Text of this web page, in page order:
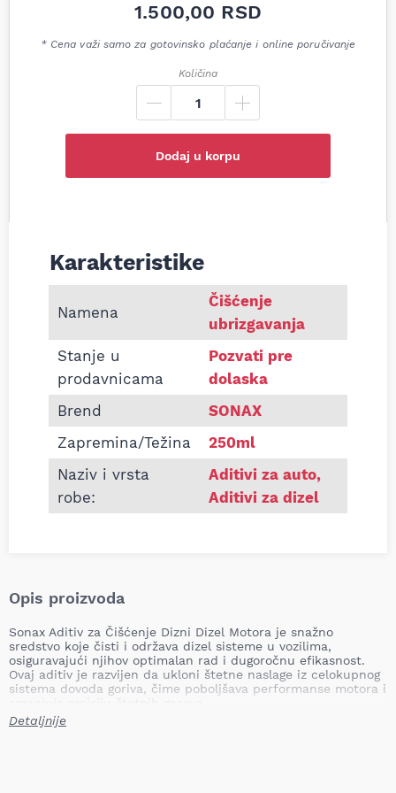
1.500,00 RSD
* Cena važi samo za gotovinsko plaćanje i online poručivanje
Količina
Dodaj u korpu
Informacije o Aditiv za čišćenje dizni dizel motora
Karakteristike
Namena
Čišćenje
ubrizgavanja
Stanje u
prodavnicama
Pozvati pre
dolaska
Brend
SONAX
Zapremina/Težina
250ml
Naziv i vrsta
robe:
Aditivi za auto,
Aditivi za dizel
Opis proizvoda
Sonax Aditiv za Čišćenje Dizni Dizel Motora je snažno
sredstvo koje čisti i održava dizel sisteme u vozilima,
osiguravajući njihov optimalan rad i dugoročnu efikasnost.
Ovaj aditiv je razvijen da ukloni štetne naslage iz celokupnog
sistema dovoda goriva, čime poboljšava performanse motora i
Primena
Detaljnije